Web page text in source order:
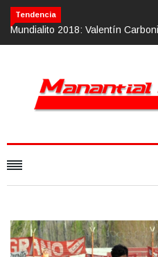
Tendencia
mágicaCalvario Race 2018, 10 de